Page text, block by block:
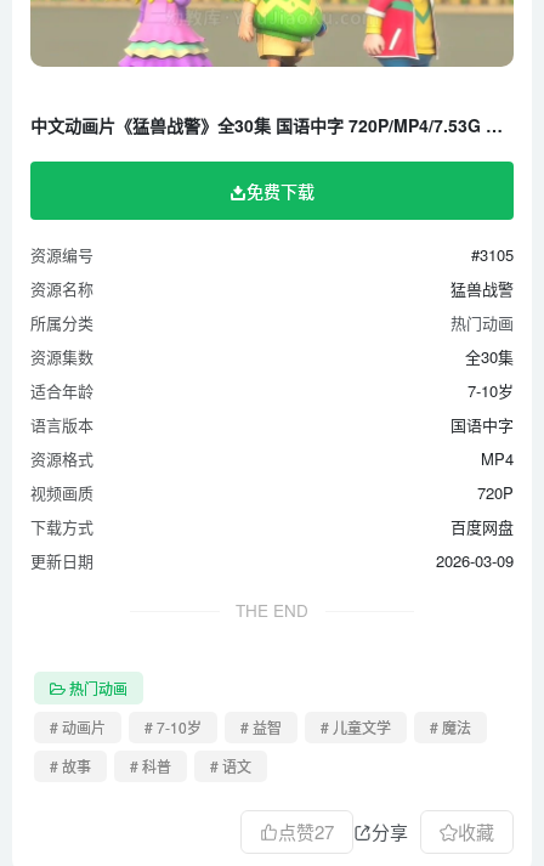
中文动画片《猛兽战警》全30集 国语中字 720P/MP4/7.53G 百度云网盘下载
免费下载
资源编号
#3105
资源名称
猛兽战警
所属分类
热门动画
资源集数
全30集
适合年龄
7-10岁
语言版本
国语中字
资源格式
MP4
视频画质
720P
下载方式
百度网盘
更新日期
2026-03-09
THE END
热门动画
# 动画片
# 7-10岁 # 益智 # 儿童文学
# 魔法
# 故事
# 科普 # 语文
点赞27 分享 收藏